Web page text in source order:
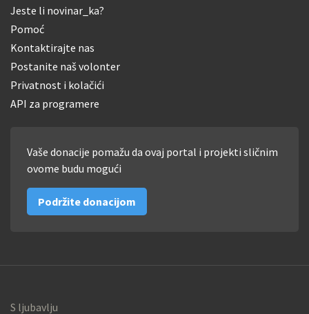
Jeste li novinar_ka?
Pomoć
Kontaktirajte nas
Postanite naš volonter
Privatnost i kolačići
API za programere
Vaše donacije pomažu da ovaj portal i projekti sličnim
ovome budu mogući
Podržite donacijom
S ljubavlju